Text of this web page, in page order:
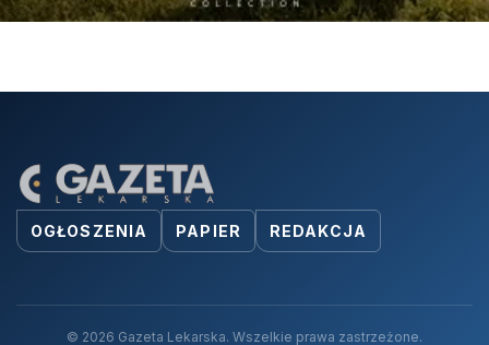
OGŁOSZENIA PAPIER REDAKCJA
© 2026 Gazeta Lekarska. Wszelkie prawa zastrzeżone.